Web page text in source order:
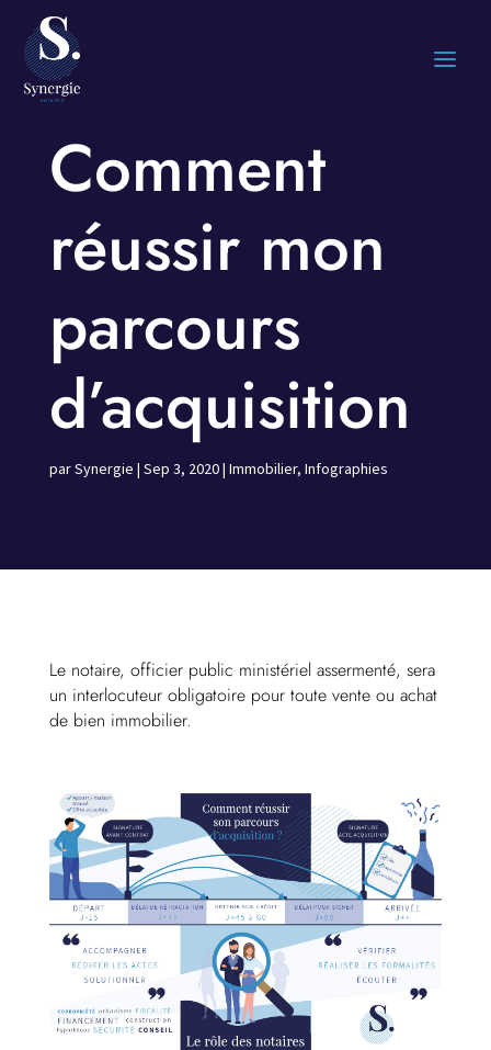
Comment
réussir mon
parcours
d’acquisition
parSynergie | Sep 3, 2020| Immobilier, Infographies
Le notaire, officier public ministériel assermenté, sera
un interlocuteur obligatoire pour toute vente ou achat
de bien immobilier.